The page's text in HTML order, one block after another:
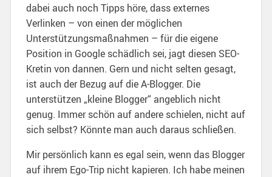
dabei auch noch Tipps höre, dass externes
Verlinken – von einen der möglichen
Unterstützungsmaßnahmen – für die eigene
Position in Google schädlich sei, jagt diesen SEO-
Kretin von dannen. Gern und nicht selten gesagt,
ist auch der Bezug auf die A-Blogger. Die
unterstützen „kleine Blogger“ angeblich nicht
genug. Immer schön auf andere schielen, nicht auf
sich selbst? Könnte man auch daraus schließen.
Mir persönlich kann es egal sein, wenn das Blogger
auf ihrem Ego-Trip nicht kapieren. Ich habe meinen